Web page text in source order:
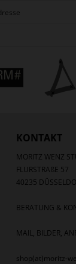
KONTAKT
MORITZ WENZ
FLURSTRAßE 57
40235
BERATUNG &
MAIL, BILDER,
shop(at)moritz-